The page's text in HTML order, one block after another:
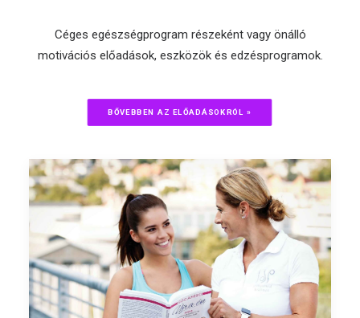
Céges egészségprogram részeként vagy önálló
motivációs előadások, eszközök és edzésprogramok.
BŐVEBBEN AZ ELŐADÁSOKRÓL »